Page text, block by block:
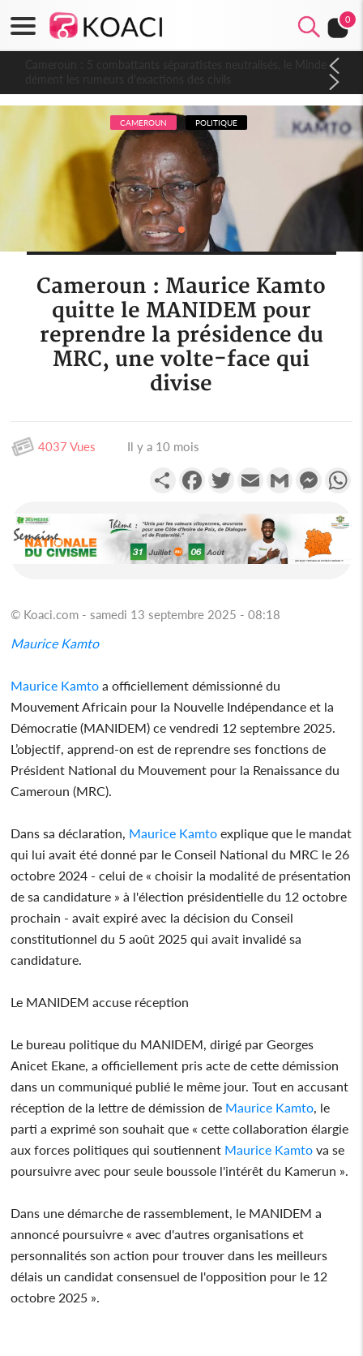
0
CAMEROUN POLITIQUE
Cameroun : Maurice Kamto
quitte le MANIDEM pour
reprendre la présidence du
MRC, une volte-face qui
divise
4037 Vues Il y a 10 mois
PartagerFacebookTwitterEmail Gmail
© Koaci.com - samedi 13 septembre 2025 - 08:18
Maurice Kamto
Maurice Kamto a officiellement démissionné du
Mouvement Africain pour la Nouvelle Indépendance et la
Démocratie (MANIDEM) ce vendredi 12 septembre 2025.
L’objectif, apprend-on est de reprendre ses fonctions de
Président National du Mouvement pour la Renaissance du
Cameroun (MRC).
Dans sa déclaration, Maurice Kamto explique que le mandat
qui lui avait été donné par le Conseil National du MRC le 26
octobre 2024 - celui de « choisir la modalité de présentation
de sa candidature » à l'élection présidentielle du 12 octobre
prochain - avait expiré avec la décision du Conseil
constitutionnel du 5 août 2025 qui avait invalidé sa
candidature.
Le MANIDEM accuse réception
Le bureau politique du MANIDEM, dirigé par Georges
Anicet Ekane, a officiellement pris acte de cette démission
dans un communiqué publié le même jour. Tout en accusant
réception de la lettre de démission de Maurice Kamto, le
parti a exprimé son souhait que « cette collaboration élargie
aux forces politiques qui soutiennent Maurice Kamto va se
poursuivre avec pour seule boussole l'intérêt du Kamerun ».
Dans une démarche de rassemblement, le MANIDEM a
annoncé poursuivre « avec d'autres organisations et
personnalités son action pour trouver dans les meilleurs
délais un candidat consensuel de l'opposition pour le 12
octobre 2025 ».